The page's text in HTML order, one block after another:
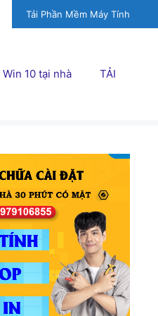
Tải Phần Mềm Máy Tính
10 tại nhà TẢI